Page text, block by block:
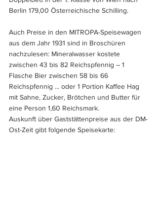
Berlin 179,00 Österreichische Schilling.
Auch Preise in den MITROPA-Speisewagen
aus dem Jahr 1931 sind in Broschüren
nachzulesen: Mineralwasser kostete
zwischen 43 bis 82 Reichspfennig – 1
Flasche Bier zwischen 58 bis 66
Reichspfennig ... oder 1 Portion Kaffee Hag
mit Sahne, Zucker, Brötchen und Butter für
eine Person 1,60 Reichsmark.
Auskunft über Gaststättenpreise aus der DM-
Ost-Zeit gibt folgende Speisekarte: